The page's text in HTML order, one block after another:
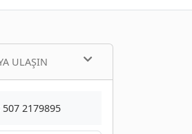
ULAŞIN
507 2179895